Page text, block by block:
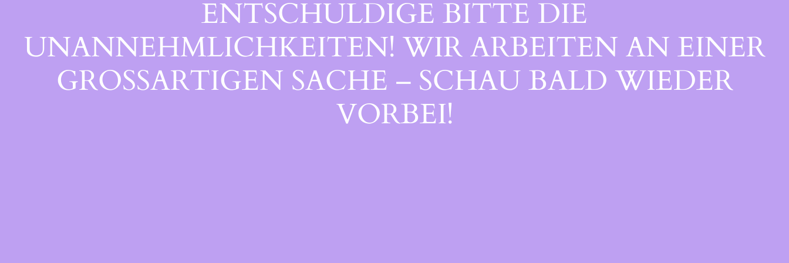
ENTSCHULDIGE BITTE DIE
UNANNEHMLICHKEITEN! WIR ARBEITEN AN EINER
GROSSARTIGEN SACHE – SCHAU BALD WIEDER V
ORBEI!